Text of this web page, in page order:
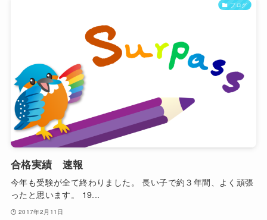
ブログ
合格実績 速報
今年も受験が全て終わりました。 長い子で約３年間、よく頑張
ったと思います。 19...
2017年2月11日